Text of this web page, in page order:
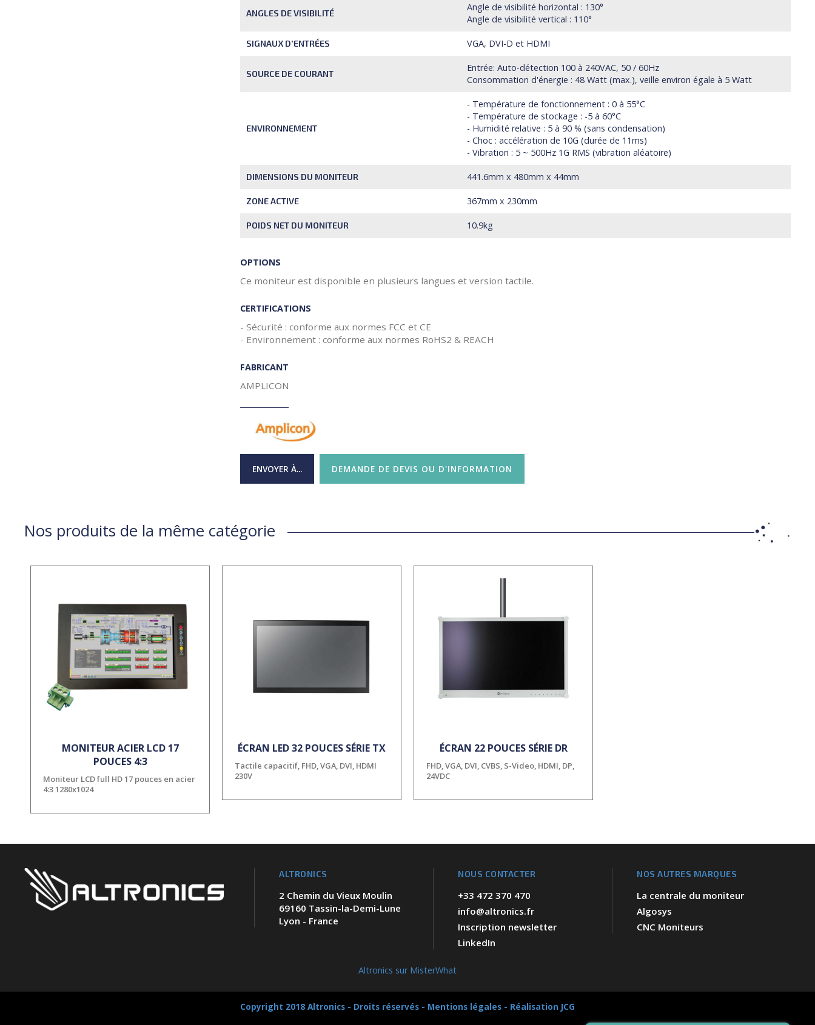
ANGLES DE VISIBILITÉ
Angle de visibilité horizontal : 130°
Angle de visibilité vertical : 110°
SIGNAUX D'ENTRÉES VGA, DVI-D et HDMI
SOURCE DE COURANT
Entrée: Auto-détection 100 à 240VAC, 50 / 60Hz
Consommation d'énergie : 48 Watt (max.), veille environ égale à 5 Watt
ENVIRONNEMENT
- Température de fonctionnement : 0 à 55°C
- Température de stockage : -5 à 60°C
- Humidité relative : 5 à 90 % (sans condensation)
- Choc : accélération de 10G (durée de 11ms)
- Vibration : 5 ~ 500Hz 1G RMS (vibration aléatoire)
DIMENSIONS DU MONITEUR 441.6mm x 480mm x 44mm
ZONE ACTIVE 367mm x 230mm
POIDS NET DU MONITEUR 10.9kg
OPTIONS
Ce moniteur est disponible en plusieurs langues et version tactile.
CERTIFICATIONS
- Sécurité : conforme aux normes FCC et CE
- Environnement : conforme aux normes RoHS2 & REACH
FABRICANT
AMPLICON
ENVOYER À... DEMANDE DE DEVIS OU D'INFORMATION
Nos produits de la même catégorie
MONITEUR ACIER LCD 17
POUCES 4:3
Moniteur LCD full HD 17 pouces en acier
4:3 1280x1024
ÉCRAN LED 32 POUCES SÉRIE TX
Tactile capacitif, FHD, VGA, DVI, HDMI
230V
ÉCRAN 22 POUCES SÉRIE DR
FHD, VGA, DVI, CVBS, S-Video, HDMI, DP,
24VDC
ALTRONICS
2 Chemin du Vieux Moulin
69160 Tassin-la-Demi-Lune
Lyon - France
NOUS CONTACTER
+33 472 370 470
info@altronics.fr
Inscription newsletter
LinkedIn
NOS AUTRES MARQUES
La centrale du moniteur
Algosys
CNC Moniteurs
Altronics sur MisterWhat
Copyright 2018 Altronics - Droits réservés - Mentions légales - Réalisation JCG